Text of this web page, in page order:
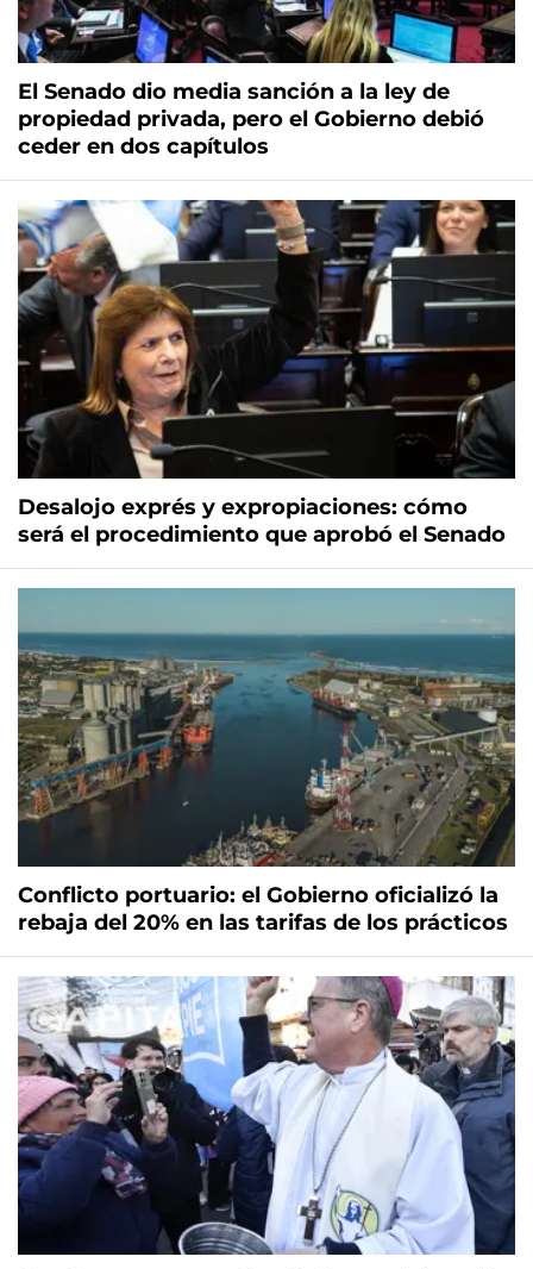
El Senado dio media sanción a la ley de
propiedad privada, pero el Gobierno debió
ceder en dos capítulos
Desalojo exprés y expropiaciones: cómo
será el procedimiento que aprobó el Senado
Conflicto portuario: el Gobierno oficializó la
rebaja del 20% en las tarifas de los prácticos